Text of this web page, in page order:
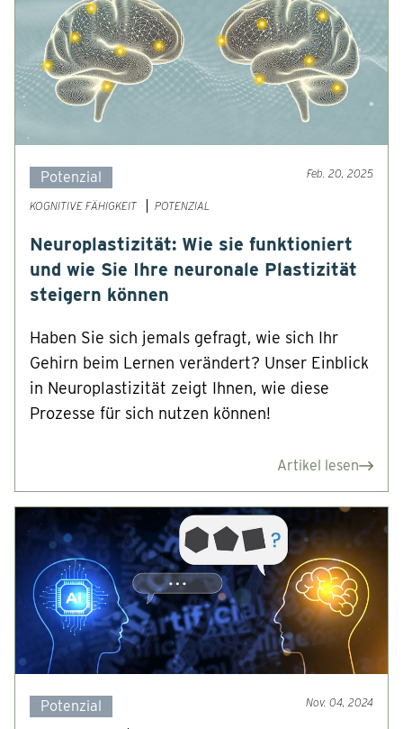
Potenzial Feb. 20, 2025
KOGNITIVE FÄHIGKEIT POTENZIAL
Neuroplastizität: Wie sie funktioniert
und wie Sie Ihre neuronale Plastizität
steigern können
Haben Sie sich jemals gefragt, wie sich Ihr
Gehirn beim Lernen verändert? Unser Einblick
in Neuroplastizität zeigt Ihnen, wie diese
Prozesse für sich nutzen können!
Artikel lesen
Potenzial Nov. 04, 2024